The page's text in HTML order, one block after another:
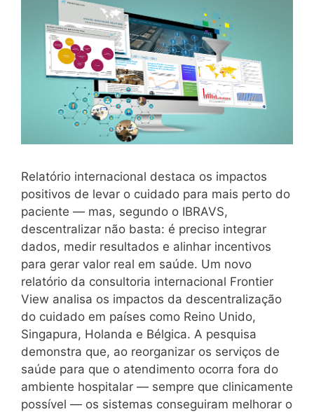
Relatório internacional destaca os impactos
positivos de levar o cuidado para mais perto do
paciente — mas, segundo o IBRAVS,
descentralizar não basta: é preciso integrar
dados, medir resultados e alinhar incentivos
para gerar valor real em saúde. Um novo
relatório da consultoria internacional Frontier
View analisa os impactos da descentralização
do cuidado em países como Reino Unido,
Singapura, Holanda e Bélgica. A pesquisa
demonstra que, ao reorganizar os serviços de
saúde para que o atendimento ocorra fora do
ambiente hospitalar — sempre que clinicamente
possível — os sistemas conseguiram melhorar o